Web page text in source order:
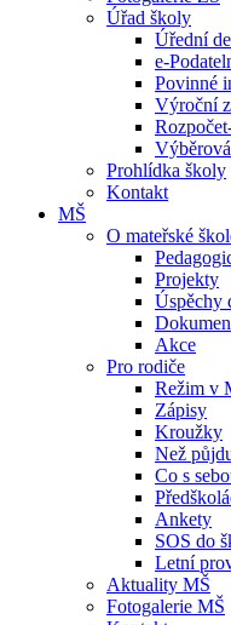
Úřad školy
Úřední
e-
Povinné
Výroční
Prohlídka školy
Kontakt
MŠ
O mateřské
Projekty
Úspěchy
Akce
Pro rodiče
Režim v
Zápisy
Kroužky
Než
Co s
Ankety
SOS do
Letní
Aktuality MŠ
Fotogalerie MŠ